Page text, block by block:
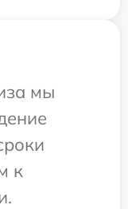
мы
к